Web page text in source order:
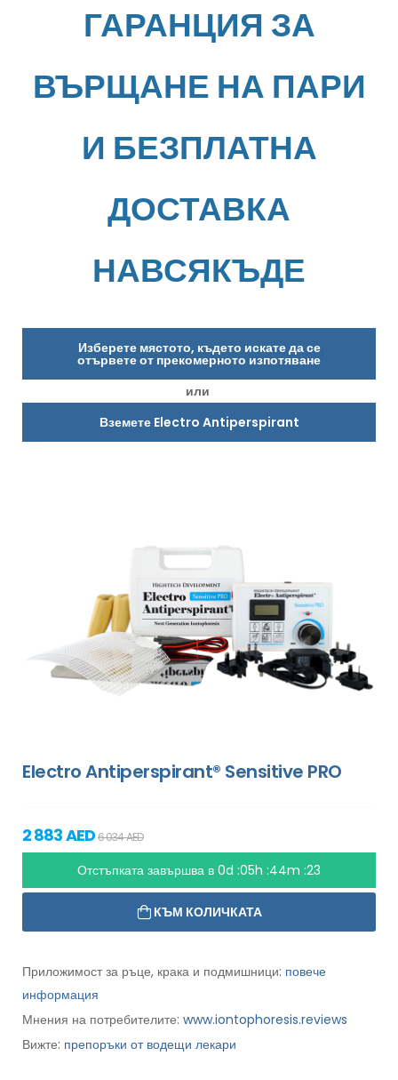
ГАРАНЦИЯ ЗА
ВЪРЩАНЕ НА ПАРИ
И БЕЗПЛАТНА
ДОСТАВКА
НАВСЯКЪДЕ
Изберете мястото, където искате да се
отървете от прекомерното изпотяване
или
Вземете Electro Antiperspirant
Electro Antiperspirant® Sensitive PRO
2 883 AED6 034 AED
Отстъпката завършва в0d :05h :44m :21
КЪМ КОЛИЧКАТА
Приложимост за ръце, крака и подмишници: повече
информация
Мнения на потребителите: www.iontophoresis.reviews
Вижте: препоръки от водещи лекари